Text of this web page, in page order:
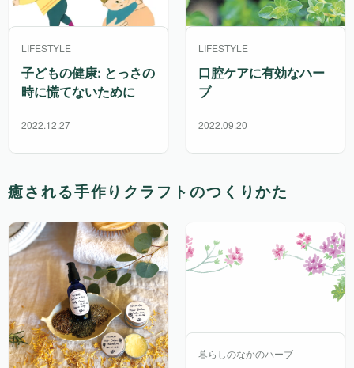
LIFESTYLE
子どもの健康: とっさの
時に慌てないために
2022.12.27
LIFESTYLE
口腔ケアに有効なハー
ブ
2022.09.20
癒される手作りクラフトのつくりかた
暮らしのなかのハーブ